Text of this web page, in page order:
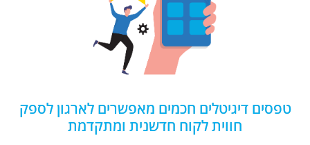
טפסים דיגיטלים חכמים מאפשרים לארגון לספק
חווית לקוח חדשנית ומתקדמת